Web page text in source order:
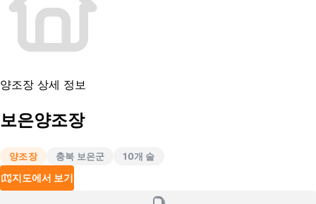
양조장 상세 정보
보은양조장
양조장 충북 보은군 10개 술
지도에서 보기